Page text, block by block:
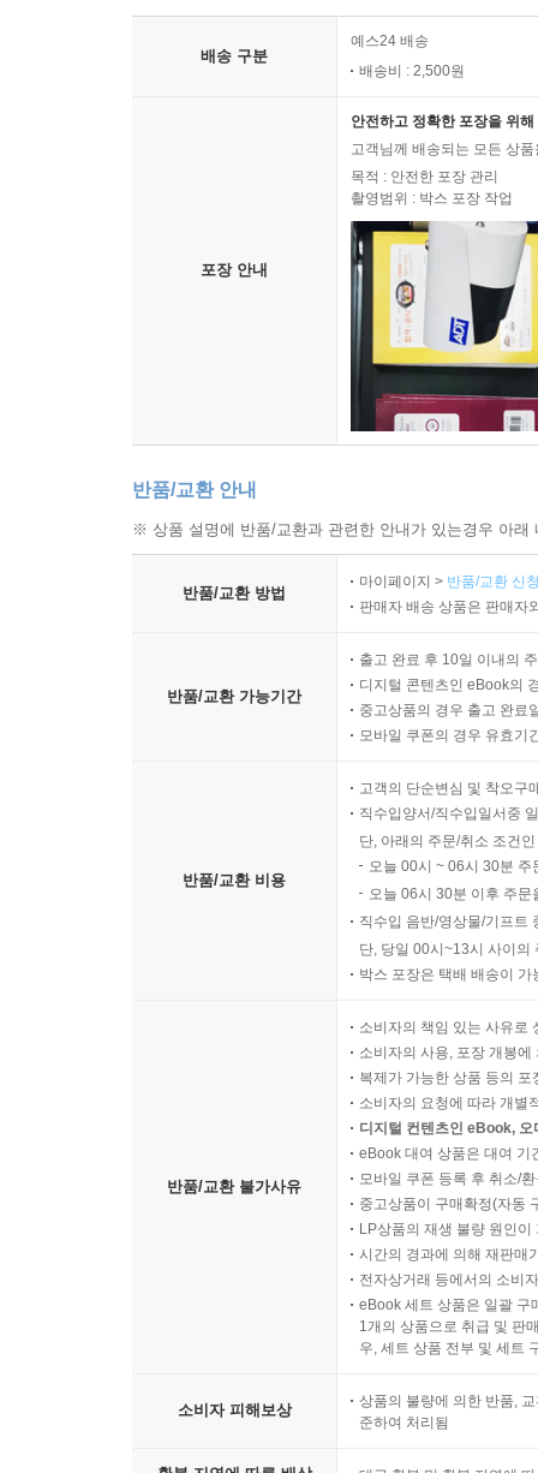
배송 구분
예스24 배송
배송비 : 2,500원
포장 안내
안전하고 정확한 포장을 위
고객님께 배송되는 모든 상
목적 : 안전한 포장 관리
촬영범위 : 박스 포장 작업
반품/교환 안내
※ 상품 설명에 반품/교환과 관련한 안내가 있는경우 아
반품/교환 방법
마이페이지 > 반품/교환 신
판매자 배송 상품은 판매자
반품/교환 가능기간
출고 완료 후 10일 이내의
디지털 콘텐츠인 eBook의
중고상품의 경우 출고 완료
모바일 쿠폰의 경우 유효기
반품/교환 비용
고객의 단순변심 및 착오구
직수입양서/직수입일서중
단, 아래의 주문/취소 조건
오늘 00시 ~ 06시 30분
오늘 06시 30분 이후 주
직수입 음반/영상물/기프트
단, 당일 00시~13시 사이의
박스 포장은 택배 배송이
반품/교환 불가사유
소비자의 책임 있는 사유로
소비자의 사용, 포장 개봉
복제가 가능한 상품 등의
소비자의 요청에 따라 개별
디지털 컨텐츠인 eBook,
eBook 대여 상품은 대여 기
모바일 쿠폰 등록 후 취소/
중고상품이 구매확정(자동
LP상품의 재생 불량 원인
시간의 경과에 의해 재판매
전자상거래 등에서의 소비
eBook 세트 상품은 일괄 구
1개의 상품으로 취급 및 판
우, 세트 상품 전부 및 세트
소비자 피해보상
상품의 불량에 의한 반품,
준하여 처리됨